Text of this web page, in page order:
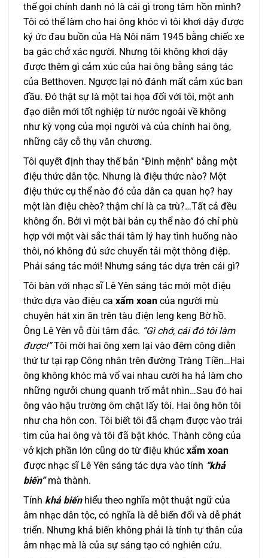
thể gọi chính danh nó là cái gì trong tâm hồn mình?
Tôi có thể làm cho hai ông khóc vì tôi khơi dậy được
ký ức đau buồn của Hà Nôi năm 1945 bằng chiếc xe
ba gác chở xác người. Nhưng tôi không khơi dậy
được thêm gì cảm xúc của hai ông bằng sáng tác
của Betthoven. Ngược lại nó đánh mất cảm xúc ban
đầu. Đó thật sự là một tai họa đối với tôi, một anh
đạo diễn mới tốt nghiệp từ nước ngoài về không
như kỳ vọng của mọi người và của chính hai ông,
những cây cỗ thụ văn chương.
Tôi quyết định thay thế bản “Đinh mệnh” bằng một
điệu thức dân tộc. Nhưng là điệu thức nào? Một
điệu thức cụ thể nào đó của dân ca quan họ? hay
một làn điệu chèo? thậm chí là ca trù?…Tất cả đều
không ổn. Bởi vì một bài bản cụ thể nào đó chỉ phù
hợp với một vài sắc thái tâm lý hay tình huống nào
thôi, nó không đủ sức chuyển tải một thông điệp.
Phải sáng tác mới! Nhưng sáng tác dựa trên cái gì?
Tôi bàn với nhạc sĩ Lê Yên sáng tác mới một điệu
thức dựa vào điệu ca xẩm xoan của người mù
chuyên hát xin ăn trên tàu điện leng keng Bờ hồ.
Ông Lê Yên vỗ đùi tâm đắc. “Gì chớ, cái đó tôi làm
được!”Tôi mời hai ông xem lại vào đêm công diễn
thứ tư tại rạp Công nhân trên đường Tràng Tiền…Hai
ông không khóc mà vổ vai nhau cười ha hả làm cho
những ngưởi chung quanh trố mắt nhìn…Sau đó hai
ông vào hậu trường ôm chặt lấy tôi. Hai ông hôn tôi
như cha hôn con. Tôi biết tôi đã chạm được vào trái
tim của hai ông và tôi đã bật khóc. Thành công của
vở kịch phần lớn cũng do từ điệu khúc xẩm xoan
được nhạc sĩ Lê Yên sáng tác dựa vào tính “khả
biến”mà thành.
Tính khả biến hiểu theo nghĩa một thuật ngữ của
âm nhạc dân tộc, có nghĩa là dễ biến đổi và dễ phát
triển. Nhưng khả biến không phải là tính tự thân của
âm nhạc mà là của sự sáng tạo có nghiên cứu.